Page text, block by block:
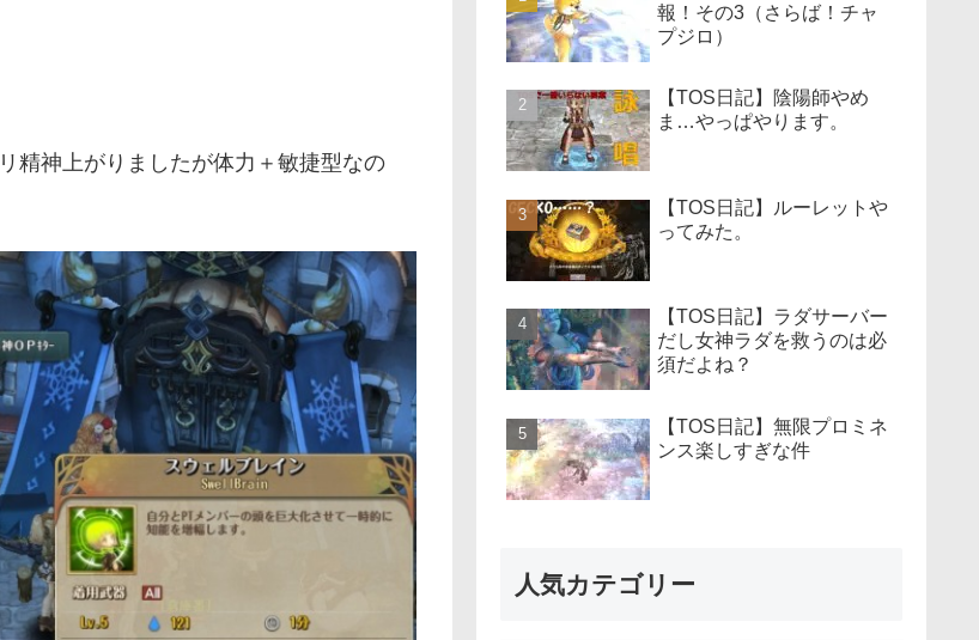
精神上がりましたが体力＋敏捷型なの
報！その3（さらば！チャ
プジロ）
【TOS日記】陰陽師やめ
ま…やっぱやります。
【TOS日記】ルーレットや
ってみた。
【TOS日記】ラダサーバー
だし女神ラダを救うのは必
須だよね？
【TOS日記】無限プロミネ
ンス楽しすぎな件
人気カテゴリー